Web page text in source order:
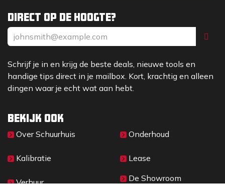
Direct op de hoogte?
Schrijf je in en krijg de beste deals, nieuwe tools en
handige tips direct in je mailbox. Kort, krachtig en alleen
dingen waar je echt wat aan hebt.
Bekijk ook
Over Sc​huurhuis
Kalibratie
Verhuur
Onderhoud
Lease
De Showroom